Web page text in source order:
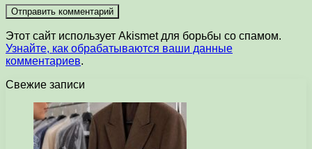
Этот сайт использует Akismet для борьбы со спамом.
Узнайте, как обрабатываются ваши данные
комментариев.
Свежие записи